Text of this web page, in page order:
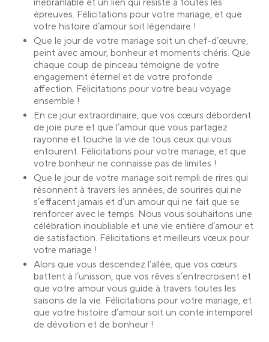
inébranlable et un lien qui résiste à toutes les
épreuves. Félicitations pour votre mariage, et que
votre histoire d’amour soit légendaire !
Que le jour de votre mariage soit un chef-d’œuvre,
peint avec amour, bonheur et moments chéris. Que
chaque coup de pinceau témoigne de votre
engagement éternel et de votre profonde
affection. Félicitations pour votre beau voyage
ensemble !
En ce jour extraordinaire, que vos cœurs débordent
de joie pure et que l’amour que vous partagez
rayonne et touche la vie de tous ceux qui vous
entourent. Félicitations pour votre mariage, et que
votre bonheur ne connaisse pas de limites !
Que le jour de votre mariage soit rempli de rires qui
résonnent à travers les années, de sourires qui ne
s’effacent jamais et d’un amour qui ne fait que se
renforcer avec le temps. Nous vous souhaitons une
célébration inoubliable et une vie entière d’amour et
de satisfaction. Félicitations et meilleurs vœux pour
votre mariage !
Alors que vous descendez l’allée, que vos cœurs
battent à l’unisson, que vos rêves s’entrecroisent et
que votre amour vous guide à travers toutes les
saisons de la vie. Félicitations pour votre mariage, et
que votre histoire d’amour soit un conte intemporel
de dévotion et de bonheur !